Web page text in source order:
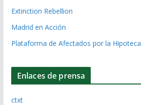
Extinction Rebellion
Madrid en Acción
Plataforma de Afectados por la Hipoteca
Enlaces de prensa
ctxt